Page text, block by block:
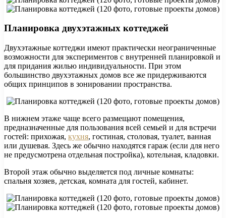
Планировка двухэтажных коттеджей
Двухэтажные коттеджи имеют практически неограниченные
возможности для экспериментов с внутренней планировкой и
для придания жилью индивидуальности. При этом
большинство двухэтажных домов все же придерживаются
общих принципов в зонировании пространства.
В нижнем этаже чаще всего размещают помещения,
предназначенные для пользования всей семьей и для встречи
гостей: прихожая, кухня, гостиная, столовая, туалет, ванная
или душевая. Здесь же обычно находятся гараж (если для него
не предусмотрена отдельная постройка), котельная, кладовки.
Второй этаж обычно выделяется под личные комнаты:
спальня хозяев, детская, комната для гостей, кабинет.